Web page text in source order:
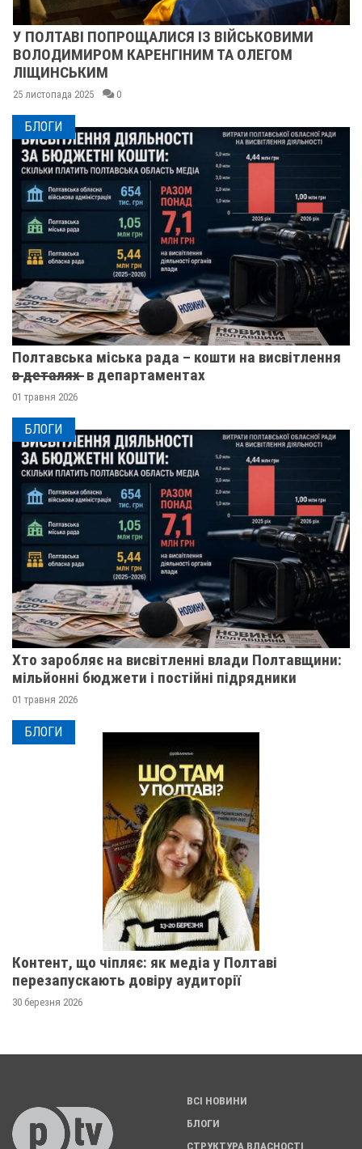
У ПОЛТАВІ ПОПРОЩАЛИСЯ ІЗ ВІЙСЬКОВИМИ
ВОЛОДИМИРОМ КАРЕНГІНИМ ТА ОЛЕГОМ
ЛІЩИНСЬКИМ
25 листопада 2025 0
БЛОГИ
Полтавська міська рада – кошти на висвітлення
в̶ ̶д̶е̶т̶а̶л̶я̶х̶ ̶ в департаментах
01 травня 2026
БЛОГИ
Хто заробляє на висвітленні влади Полтавщини:
мільйонні бюджети і постійні підрядники
01 травня 2026
БЛОГИ
Контент, що чіпляє: як медіа у Полтаві
перезапускають довіру аудиторії
30 березня 2026
ВСІ НОВИНИ
БЛОГИ
СТРУКТУРА ВЛАСНОСТІ